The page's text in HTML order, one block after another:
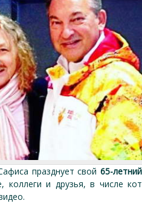
празднует свой65-
и друзья, в числе